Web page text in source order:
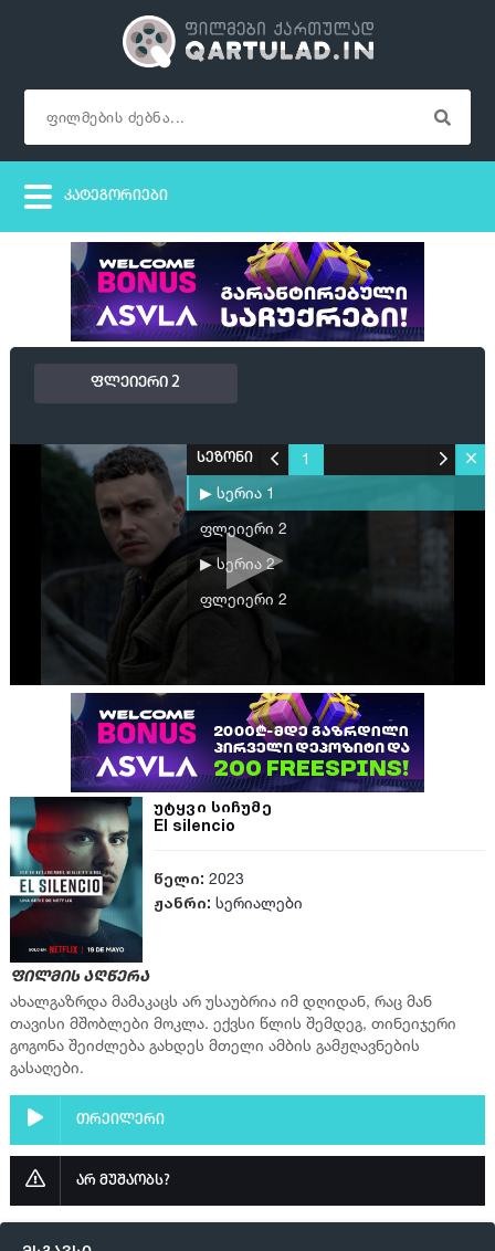
ფლეიერი 2
სეზონი
1
▶ სერია 1
ფლეიერი 2
▶ სერია 2
ფლეიერი 2
უტყვი სიჩუმე
El silencio
წელი: 2023
ჟანრი: სერიალები
ფილმის აღწერა
ახალგაზრდა მამაკაცს არ უსაუბრია იმ დღიდან, რაც მან
თავისი მშობლები მოკლა. ექვსი წლის შემდეგ, თინეიჯერი
გოგონა შეიძლება გახდეს მთელი ამბის გამჟღავნების
გასაღები.
თრეილერი
არ მუშაობს?